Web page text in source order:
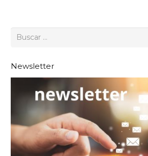
Buscar:
Newsletter